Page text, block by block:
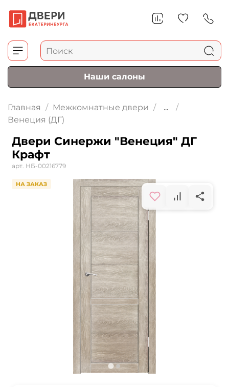
Наши салоны
Главная Межкомнатные двери
...
Венеция (ДГ)
Двери Синержи "Венеция" ДГ
Крафт
арт. НБ-00216779
НА ЗАКАЗ